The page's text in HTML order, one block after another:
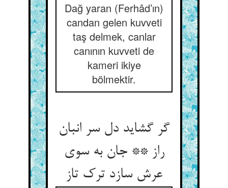
Dağ yaran (Ferhâd’ın)
candan gelen kuvveti
taş delmek, canlar
canının kuvveti de
kameri ikiye
bölmektir.
گر گشاید دل سر انبان
راز ** جان به سوی
عرش سازد ترک تاز